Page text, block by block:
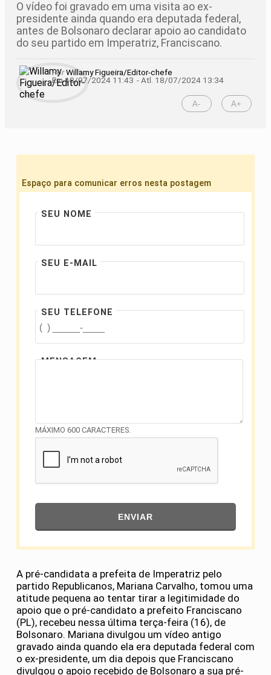
O vídeo foi gravado em uma visita ao ex-
presidente ainda quando era deputada federal,
antes de Bolsonaro declarar apoio ao candidato
do seu partido em Imperatriz, Franciscano.
PorWillamy Figueira/Editor-chefe
Em 18/07/2024 11:43 - Atl. 18/07/2024 13:34
A- A+
Espaço para comunicar erros nesta postagem
SEU NOME
SEU E-MAIL
SEU TELEFONE
MENSAGEM
MÁXIMO 600 CARACTERES.
ENVIAR
A pré-candidata a prefeita de Imperatriz pelo
partido Republicanos, Mariana Carvalho, tomou uma
atitude pequena ao tentar tirar a legitimidade do
apoio que o pré-candidato a prefeito Franciscano
(PL), recebeu nessa última terça-feira (16), de
Bolsonaro. Mariana divulgou um vídeo antigo
gravado ainda quando ela era deputada federal com
o ex-presidente, um dia depois que Franciscano
divulgou o apoio recebido de Bolsonaro a sua pré-